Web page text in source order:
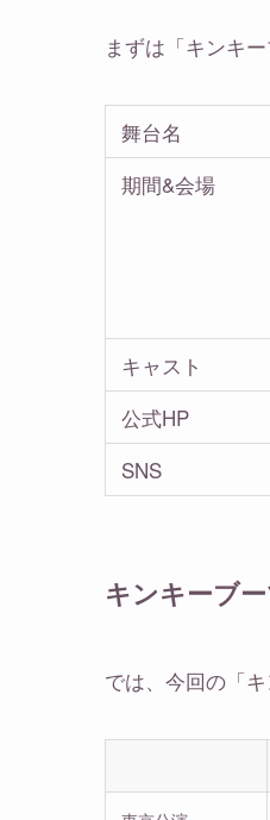
まずは「キンキ
舞台名
期間&会場
キャスト
公式HP
SNS
キンキーブ
では、今回の「